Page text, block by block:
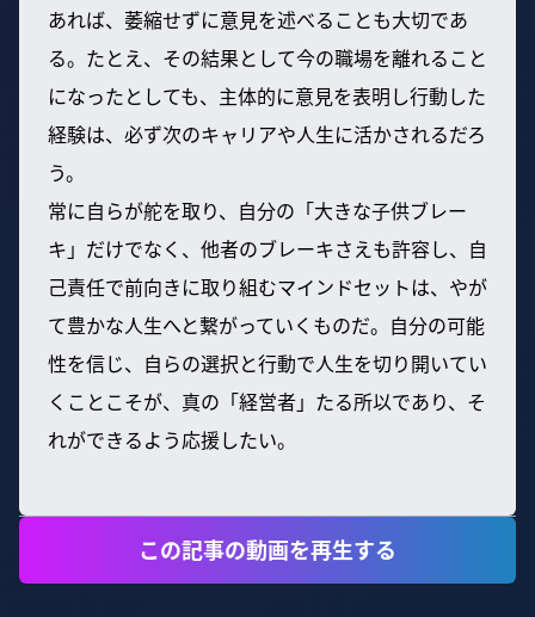
あれば、萎縮せずに意見を述べることも大切であ
る。たとえ、その結果として今の職場を離れること
になったとしても、主体的に意見を表明し行動した
経験は、必ず次のキャリアや人生に活かされるだろ
う。
常に自らが舵を取り、自分の「大きな子供ブレー
キ」だけでなく、他者のブレーキさえも許容し、自
己責任で前向きに取り組むマインドセットは、やが
て豊かな人生へと繋がっていくものだ。自分の可能
性を信じ、自らの選択と行動で人生を切り開いてい
くことこそが、真の「経営者」たる所以であり、そ
れができるよう応援したい。
この記事の動画を再生する